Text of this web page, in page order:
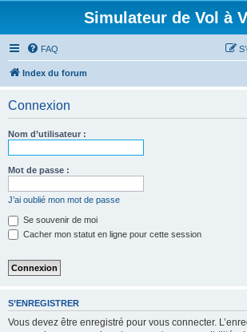
Simulateur de Vol à
FAQ
Index du forum
Connexion
Nom d’utilisateur :
Mot de passe :
J’ai oublié mon mot de passe
Se souvenir de moi
Cacher mon statut en ligne pour cette session
S’ENREGISTRER
Vous devez être enregistré pour vous connecter.